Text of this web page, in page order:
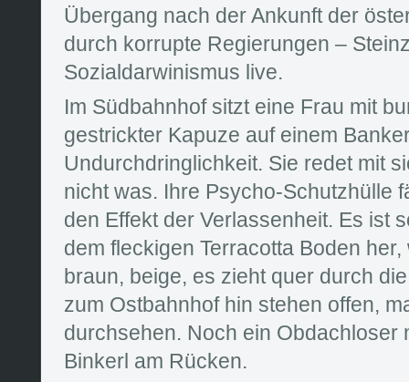
Übergang nach der Ankunft der
durch korrupte Regierungen –
Sozialdarwinismus live.
Im Südbahnhof sitzt eine Frau mit
gestrickter Kapuze auf einem
Undurchdringlichkeit. Sie redet mit
nicht was. Ihre Psycho-Schutzhülle
den Effekt der Verlassenheit. Es ist
dem fleckigen Terracotta Boden
braun, beige, es zieht quer durch
zum Ostbahnhof hin stehen offen,
durchsehen. Noch ein Obdachloser
Binkerl am Rücken.